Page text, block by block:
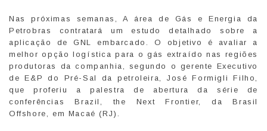
Nas próximas semanas, A área de Gás e Energia da
Petrobras contratará um estudo detalhado sobre a
aplicação de GNL embarcado. O objetivo é avaliar a
melhor opção logística para o gás extraído nas regiões
produtoras da companhia, segundo o gerente Executivo
de E&P do Pré-Sal da petroleira, José Formigli Filho,
que proferiu a palestra de abertura da série de
conferências Brazil, the Next Frontier, da Brasil
Offshore, em Macaé (RJ).